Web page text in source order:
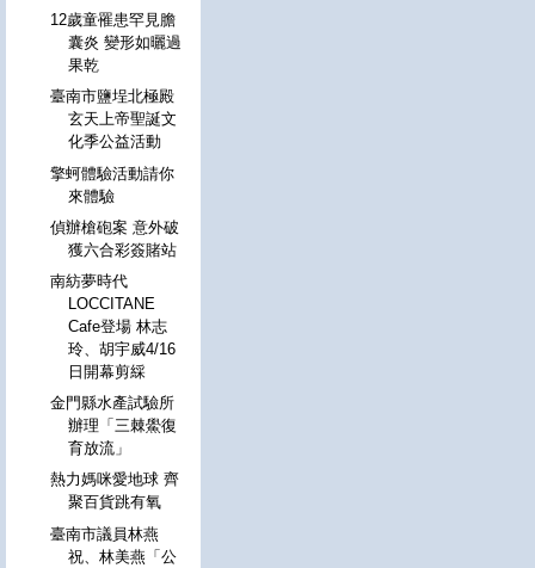
12歲童罹患罕見膽
囊炎 變形如曬過
果乾
臺南市鹽埕北極殿
玄天上帝聖誕文
化季公益活動
擎蚵體驗活動請你
來體驗
偵辦槍砲案 意外破
獲六合彩簽賭站
南紡夢時代
LOCCITANE
Cafe登場 林志
玲、胡宇威4/16
日開幕剪綵
金門縣水產試驗所
辦理「三棘鱟復
育放流」
熱力媽咪愛地球 齊
聚百貨跳有氧
臺南市議員林燕
祝、林美燕「公